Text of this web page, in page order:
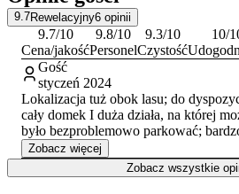
dostępne są również wypożyczalnie
oraz trasy do narciarstwa biegowego.
Goście w swoich ocenach szczególnie
obiektu oraz standard świadczonych usług.
9.7Rewelacyjny6 opinii
9.7/10
Cena/jakość
9.8/10
Personel
9.3/10
Czystość
10/
Gość
styczeń 2024
Lokalizacja tuż obok lasu; do
cały domek I duża działa, na której
było bezproblemowo parkować;
przytulne wnętrze; domek drewniany
dobrze ocieplony, było ciepło zimą;
standard łazienki I kuchni; wygodne
Zobacz więcej
Zobacz wszystkie